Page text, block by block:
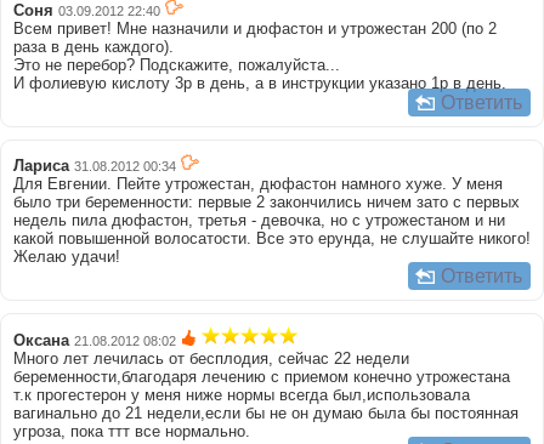
Соня 03.09.2012 22:40
Всем привет! Мне назначили и дюфастон и утрожестан 200 (по 2
раза в день каждого).
Это не перебор? Подскажите, пожалуйста...
И фолиевую кислоту 3р в день, а в инструкции указано 1р в день.
Ответить
Лариса 31.08.2012 00:34
Для Евгении. Пейте утрожестан, дюфастон намного хуже. У меня
было три беременности: первые 2 закончились ничем зато с первых
недель пила дюфастон, третья - девочка, но с утрожестаном и ни
какой повышенной волосатости. Все это ерунда, не слушайте никого!
Желаю удачи!
Ответить
Оксана 21.08.2012 08:02
Много лет лечилась от бесплодия, сейчас 22 недели
беременности,благодаря лечению с приемом конечно утрожестана
т.к прогестерон у меня ниже нормы всегда был,использовала
вагинально до 21 недели,если бы не он думаю была бы постоянная
угроза, пока ттт все нормально.